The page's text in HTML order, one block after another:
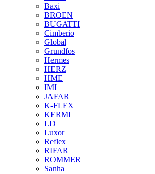
Baxi
BROEN
BUGATTI
Cimberio
Global
Grundfos
Hermes
HERZ
HME
IMI
JAFAR
K-FLEX
KERMI
LD
Luxor
Reflex
RIFAR
ROMMER
Sanha